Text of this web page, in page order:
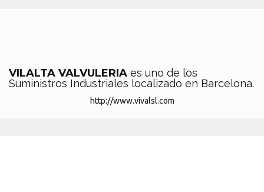
VILALTA VALVULERIA es uno de los
Suministros Industriales localizado en Barcelona.
http://www.vivalsl.com